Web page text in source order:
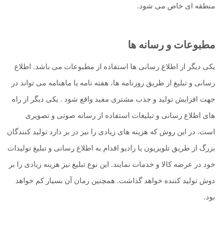
منطقه ای خاص می شود.
مطبوعات و رسانه ها
یکی دیگر از اطلاع رسانی ها استفاده از مطبوعات می باشد. اطلاع
رسانی و تبلیغ از طریق روزنامه ها، هفته نامه یا ماهنامه می تواند در
جهت افزایش تولید و جذب مشتری مفید واقع شود . یکی دیگر از راه
های اطلاع رسانی و تبلیغات استفاده از رسانه صوتی و تصویری
است. در این روش که هزینه های زیادی را نیز در بر دارد تولید کنندگان
بزرگ از طریق تلویزیون یا رادیو اقدام به اطلاع رسانی و تبلیغ تولیدات
خود در عرضه کالا و خدمات نمایند. این نوع تبلیغ نیز هزینه زیادی را بر
دوش تولید کننده خواهد گذاشت. همچنین زمان آن بسیار کم خواهد
بود.